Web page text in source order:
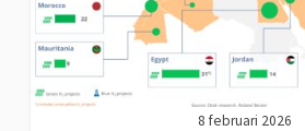
8 februari 2026